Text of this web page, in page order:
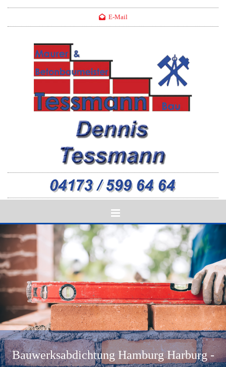
Zum Inhalt springen
E-Mail
Bauwerksabdichtung Hamburg Harburg -